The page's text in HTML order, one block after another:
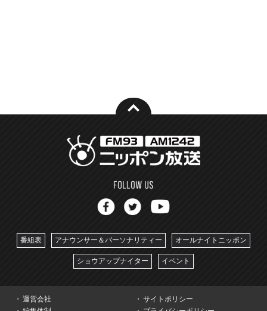
番組表 アナウンサー＆パーソナリティー オールナイトニッポン
ショウアップナイター イベント
運営会社
サイトポリシー